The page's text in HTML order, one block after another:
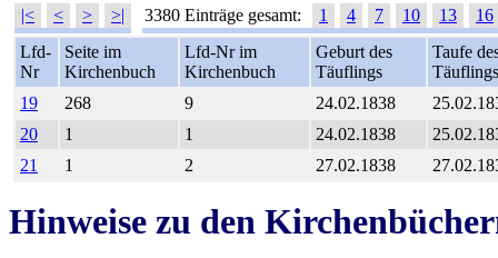
|< < > >| 3380 Einträge gesamt: 1 4 7 10 13
16
Lfd-
Nr
Seite im
Kirchenbuch
Lfd-Nr im
Kirchenbuch
Geburt des
Täuflings
Taufe
Täuflings
19
268 9 24.02.1838
20
1 1 24.02.1838
21
1 2 27.02.1838
Hinweise zu den